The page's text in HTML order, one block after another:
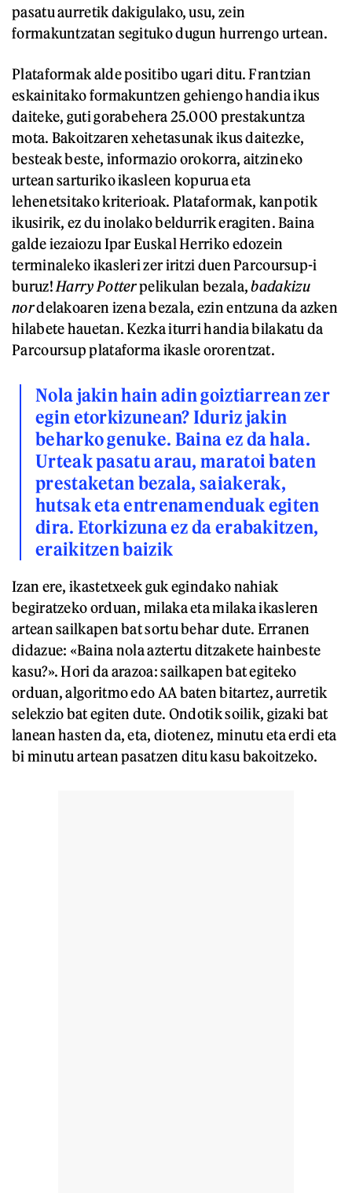
pasatu aurretik dakigulako, usu, zein
formakuntzatan segituko dugun hurrengo urtean.
Plataformak alde positibo ugari ditu. Frantzian
eskainitako formakuntzen gehiengo handia ikus
daiteke, guti gorabehera 25.000 prestakuntza
mota. Bakoitzaren xehetasunak ikus daitezke,
besteak beste, informazio orokorra, aitzineko
urtean sarturiko ikasleen kopurua eta
lehenetsitako kriterioak. Plataformak, kanpotik
ikusirik, ez du inolako beldurrik eragiten. Baina
galde iezaiozu Ipar Euskal Herriko edozein
terminaleko ikasleri zer iritzi duen Parcoursup-i
buruz! Harry Potterpelikulan bezala,badakizu
nordelakoaren izena bezala, ezin entzuna da azken
hilabete hauetan. Kezka iturri handia bilakatu da
Parcoursup plataforma ikasle ororentzat.
Nola jakin hain adin goiztiarrean zer
egin etorkizunean? Iduriz jakin
beharko genuke. Baina ez da hala.
Urteak pasatu arau, maratoi baten
prestaketan bezala, saiakerak,
hutsak eta entrenamenduak egiten
dira. Etorkizuna ez da erabakitzen,
eraikitzen baizik
Izan ere, ikastetxeek guk egindako nahiak
begiratzeko orduan, milaka eta milaka ikasleren
artean sailkapen bat sortu behar dute. Erranen
didazue: «Baina nola aztertu ditzakete hainbeste
kasu?». Hori da arazoa: sailkapen bat egiteko
orduan, algoritmo edo AA baten bitartez, aurretik
selekzio bat egiten dute. Ondotik soilik, gizaki bat
lanean hasten da, eta, diotenez, minutu eta erdi eta
bi minutu artean pasatzen ditu kasu bakoitzeko.